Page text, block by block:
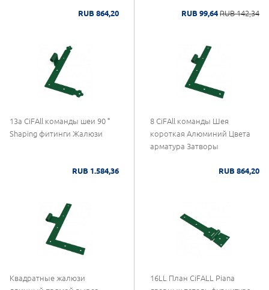
RUB 864,20 RUB 99,64 RUB 142,34
13а CiFAll команды шеи 90 °
Shaping фитинги Жалюзи
RUB 1.584,36
8 CiFAll команды Шея
короткая Алюминий Цвета
арматура Затворы
RUB 864,20
Квадратные жалюзи
16LL План CiFALL Piana